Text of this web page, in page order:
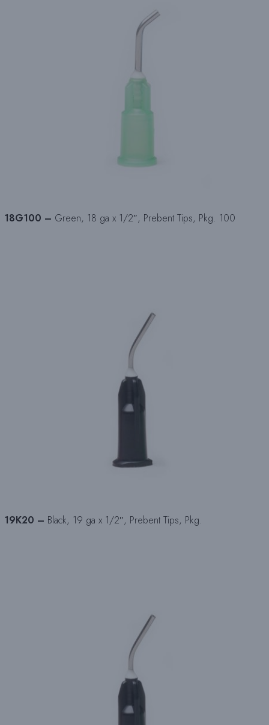
18G100 – Green, 18 ga x 1/2″, Prebent Tips, Pkg. 100
19K20 – Black, 19 ga x 1/2″, Prebent Tips, Pkg.